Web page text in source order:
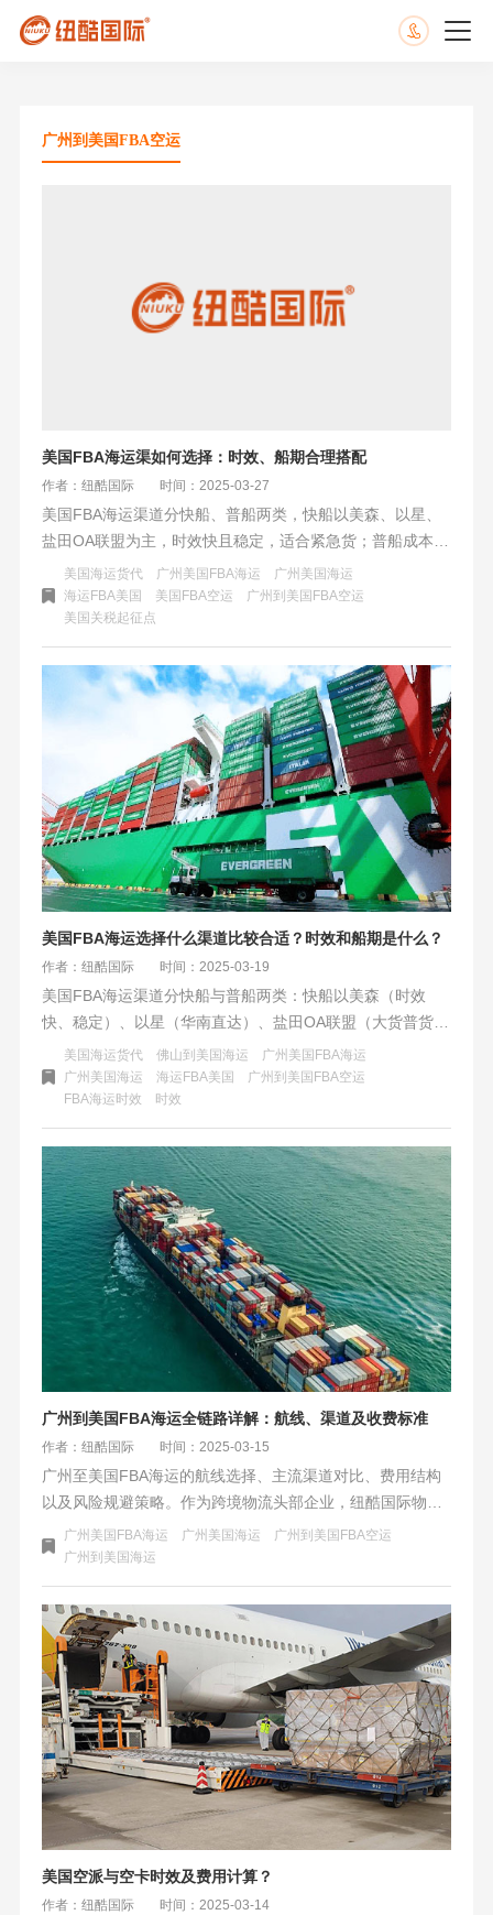
广州到美国FBA空运
美国FBA海运渠如何选择：时效、船期合理搭配
作者：纽酷国际 时间：2025-03-27
美国FBA海运渠道分快船、普船两类，快船以美森、以星、
盐田OA联盟为主，时效快且稳定，适合紧急货；普船成本低
但时效慢，适合大件普货。需综合考虑港口差异、旺季风险
及附加费用，建议高时效选美森，华南货用以星，大货量用
盐田定提普船，旺季混合渠道分散风险。
美国海运货代 广州美国FBA海运
广州美国海运
海运FBA美国
美国FBA空运
广州到美国FBA空运
美国关税起征点
美国FBA海运选择什么渠道比较合适？时效和船期是什么？
作者：纽酷国际 时间：2025-03-19
美国FBA海运渠道分快船与普船两类：快船以美森（时效
快、稳定）、以星（华南直达）、盐田OA联盟（大货普货）
为主，普船适合低成本需求；需综合时效、成本、稳定性，
根据货品特性、区域及旺季灵活选择，关注港口动态及增值
服务。
美国海运货代 佛山到美国海运
广州美国FBA海运
广州美国海运
海运FBA美国
广州到美国FBA空运
FBA海运时效
时效
广州到美国FBA海运全链路详解：航线、渠道及收费标准
作者：纽酷国际 时间：2025-03-15
广州至美国FBA海运的航线选择、主流渠道对比、费用结构
以及风险规避策略。作为跨境物流头部企业，纽酷国际物流
提供了专业的服务解析与成本优化方案，助力中国跨境电商
卖家高效、低成本地将货物运至美国FBA仓库。
广州美国FBA海运 广州美国海运
广州到美国FBA空运
广州到美国海运
美国空派与空卡时效及费用计算？
作者：纽酷国际 时间：2025-03-14